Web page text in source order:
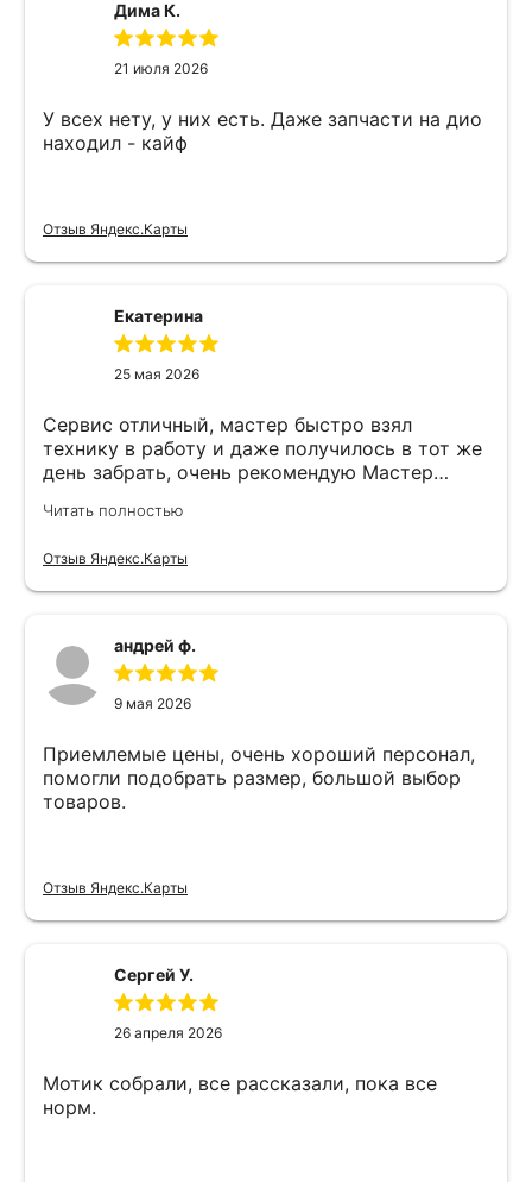
Дима К.
21 июля 2026
У всех нету, у них есть. Даже запчасти на дио
находил - кайф
Отзыв Яндекс.Карты
Екатерина
25 мая 2026
Сервис отличный, мастер быстро взял
технику в работу и даже получилось в тот же
день забрать, очень рекомендую Мастер
Читать полностью
Отзыв Яндекс.Карты
андрей ф.
9 мая 2026
Приемлемые цены, очень хороший персонал,
помогли подобрать размер, большой выбор
товаров.
Отзыв Яндекс.Карты
Сергей У.
26 апреля 2026
Мотик собрали, все рассказали, пока все
норм.